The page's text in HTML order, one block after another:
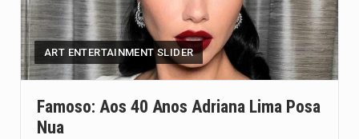
O pagamento marca o desfecho de um dos processos mais…
O programa, cuja implementação está prevista entre abril de 2026…
ART ENTERTAINMENT SLIDER
Famoso: Aos 40 Anos Adriana Lima Posa
Nua